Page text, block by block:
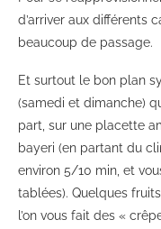
d’arriver aux différents
beaucoup de passage.
Et surtout le bon plan
(samedi et dimanche)
part, sur une placette
bayeri (en partant du
environ 5/10 min, et
tablées). Quelques
l’on vous fait des «